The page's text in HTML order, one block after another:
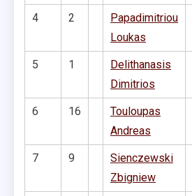
4 2
Papadimitriou
Loukas
5 1
Delithanasis
Dimitrios
6 16
Touloupas
Andreas
7 9
Sienczewski
Zbigniew